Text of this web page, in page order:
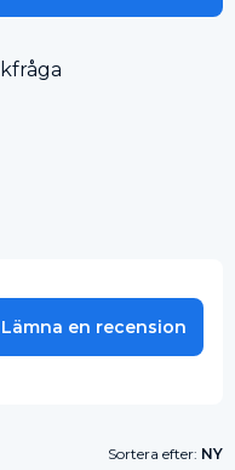
Lämna en recension
Sortera efter: NY